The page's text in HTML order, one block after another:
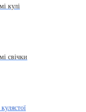
кулі
свічки